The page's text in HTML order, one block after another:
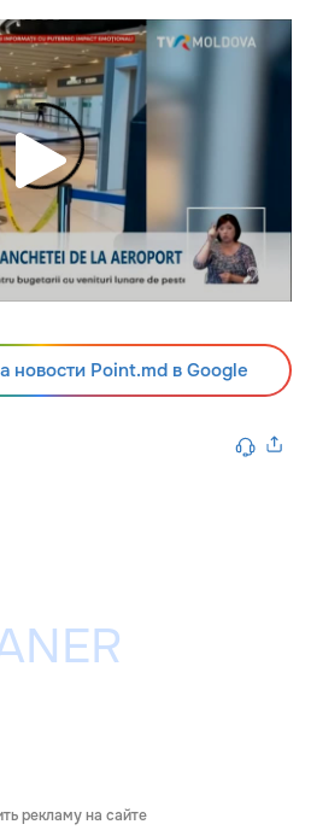
новости Point.md в Google
рекламу на сайте